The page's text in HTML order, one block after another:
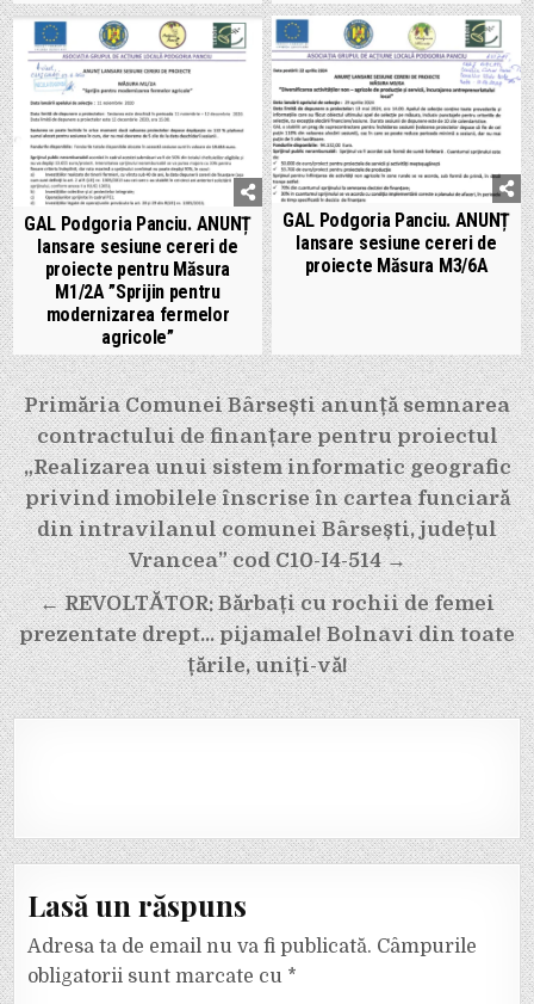
GAL Podgoria Panciu. ANUNȚ
lansare sesiune cereri de
proiecte pentru Măsura
M1/2A ”Sprijin pentru
modernizarea fermelor
agricole”
GAL Podgoria Panciu. ANUNȚ
lansare sesiune cereri de
proiecte Măsura M3/6A
Navigare
în
articole
Primăria Comunei Bârsești anunță semnarea
contractului de finanțare pentru proiectul
„Realizarea unui sistem informatic geografic
privind imobilele înscrise în cartea funciară
din intravilanul comunei Bârsești, județul
Vrancea” cod C10-I4-514 →
← REVOLTĂTOR: Bărbați cu rochii de femei
prezentate drept… pijamale! Bolnavi din toate
țările, uniți-vă!
Lasă un răspuns
Adresa ta de email nu va fi publicată. Câmpurile
obligatorii sunt marcate cu *